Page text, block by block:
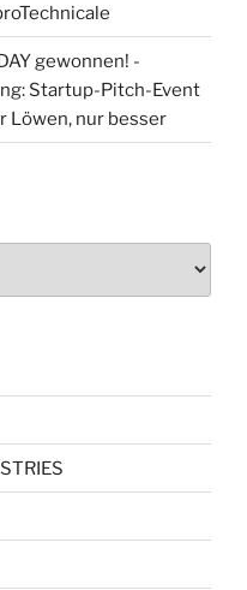
gewonnen! -
Startup-Pitch-Event
Löwen, nur besser